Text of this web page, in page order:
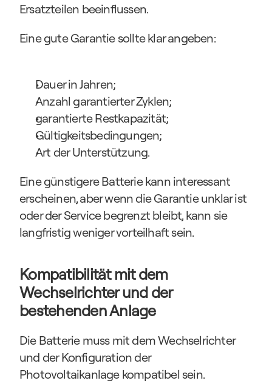
Ersatzteilen beeinflussen.
Eine gute Garantie sollte klar angeben:
Dauer in Jahren;
Anzahl garantierter Zyklen;
garantierte Restkapazität;
Gültigkeitsbedingungen;
Art der Unterstützung.
Eine günstigere Batterie kann interessant
erscheinen, aber wenn die Garantie unklar ist
oder der Service begrenzt bleibt, kann sie
langfristig weniger vorteilhaft sein.
Kompatibilität mit dem
Wechselrichter und der
bestehenden Anlage
Die Batterie muss mit dem Wechselrichter
und der Konfiguration der
Photovoltaikanlage kompatibel sein.